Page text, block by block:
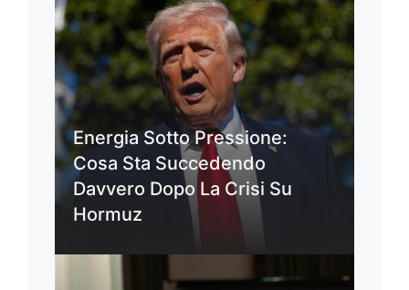
Energia Sotto Pressione:
Cosa Sta Succedendo
Davvero Dopo La Crisi Su
Hormuz